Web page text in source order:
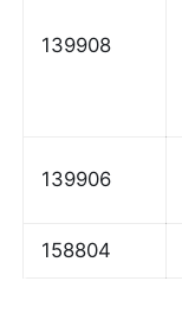
139908
139906
158804